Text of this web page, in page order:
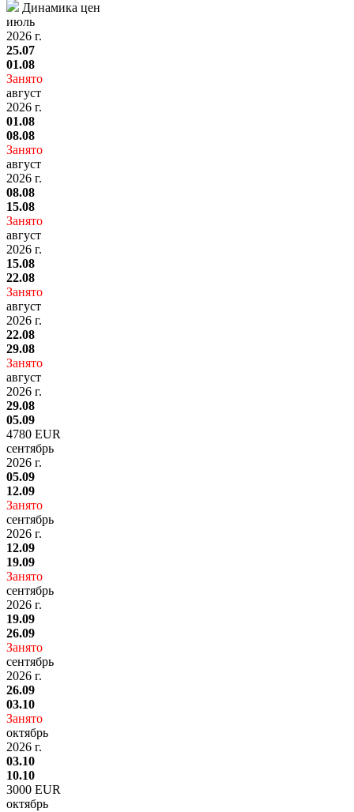
Динамика цен
июль
2026 г.
25.07
01.08
Занято
август
2026 г.
01.08
08.08
Занято
август
2026 г.
08.08
15.08
Занято
август
2026 г.
15.08
22.08
Занято
август
2026 г.
22.08
29.08
Занято
август
2026 г.
29.08
05.09
4780 EUR
сентябрь
2026 г.
05.09
12.09
Занято
сентябрь
2026 г.
12.09
19.09
Занято
сентябрь
2026 г.
19.09
26.09
Занято
сентябрь
2026 г.
26.09
03.10
Занято
октябрь
2026 г.
03.10
10.10
3000 EUR
октябрь